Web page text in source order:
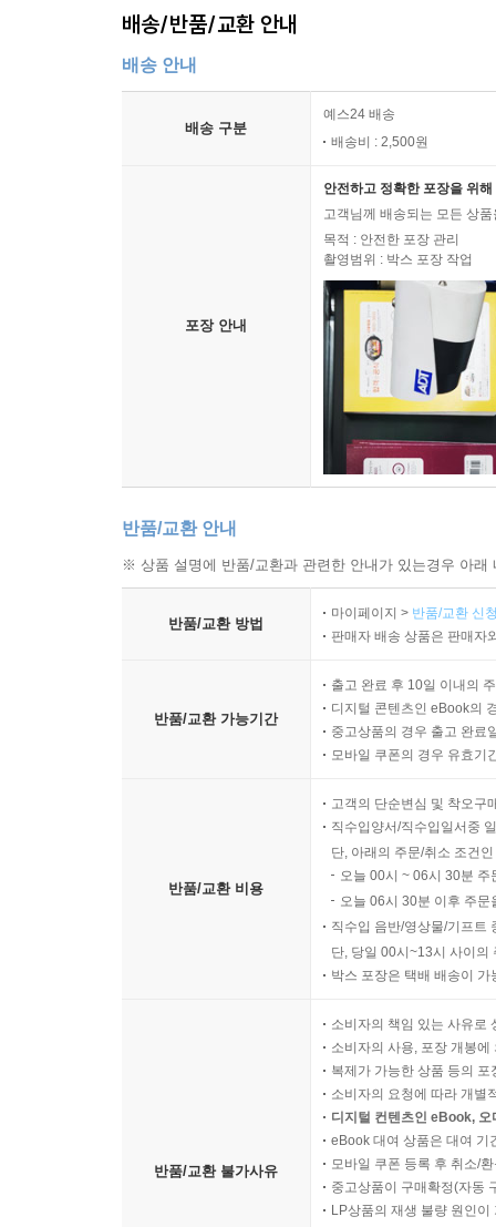
배송/반품/교환 안내
배송 안내
배송 구분
예스24 배송
배송비 : 2,500원
포장 안내
안전하고 정확한 포장을 위
고객님께 배송되는 모든 상
목적 : 안전한 포장 관리
촬영범위 : 박스 포장 작업
반품/교환 안내
※ 상품 설명에 반품/교환과 관련한 안내가 있는경우 아
반품/교환 방법
마이페이지 > 반품/교환 신
판매자 배송 상품은 판매자
반품/교환 가능기간
출고 완료 후 10일 이내의
디지털 콘텐츠인 eBook의
중고상품의 경우 출고 완료
모바일 쿠폰의 경우 유효기
반품/교환 비용
고객의 단순변심 및 착오구
직수입양서/직수입일서중
단, 아래의 주문/취소 조건
오늘 00시 ~ 06시 30분
오늘 06시 30분 이후 주
직수입 음반/영상물/기프트
단, 당일 00시~13시 사이의
박스 포장은 택배 배송이
반품/교환 불가사유
소비자의 책임 있는 사유로
소비자의 사용, 포장 개봉
복제가 가능한 상품 등의
소비자의 요청에 따라 개별
디지털 컨텐츠인 eBook,
eBook 대여 상품은 대여 기
모바일 쿠폰 등록 후 취소/
중고상품이 구매확정(자동
LP상품의 재생 불량 원인